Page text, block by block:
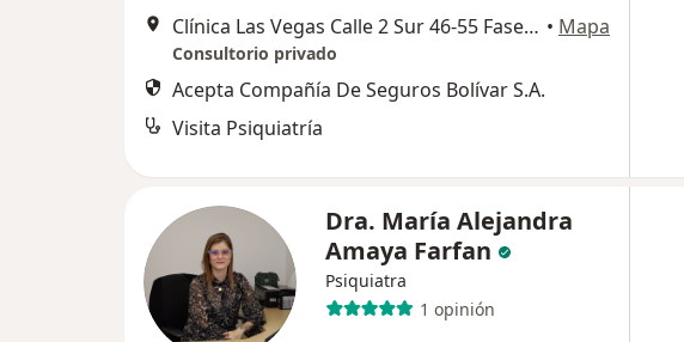
Clínica Las Vegas Calle 2 Sur 46-55 Fase 1, Segundo Piso, Consultorio 232, Medellín • Mapa
Consultorio privado
Acepta Compañía De Seguros Bolívar S.A.
Visita Psiquiatría
Dra. María Alejandra
Amaya Farfan
Psiquiatra
1 opinión